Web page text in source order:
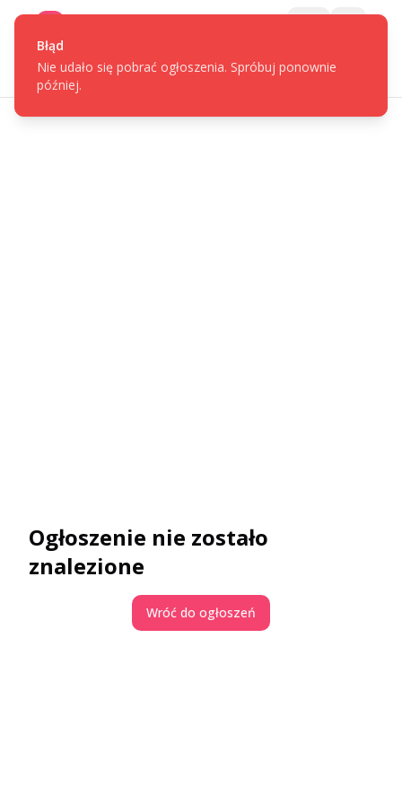
Ogłoszenie nie zostało
znalezione
Wróć do ogłoszeń
Błąd
Nie udało się pobrać ogłoszenia. Spróbuj ponownie
później.